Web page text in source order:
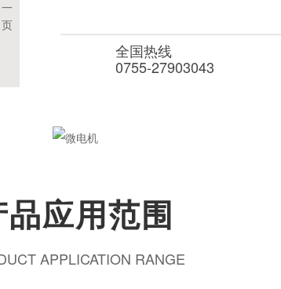
全国热线
0755-27903043
品应用范围
APPLICATION RANGE